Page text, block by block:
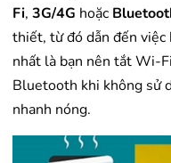
Fi, 3G/4G hoặc
thiết, từ đó dẫn đến việc
nhất là bạn nên tắt Wi-
Bluetooth khi không sử
nhanh nóng.